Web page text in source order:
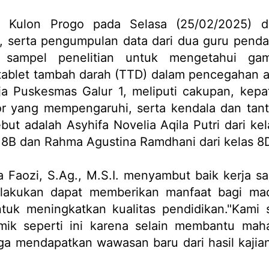
Progo pada Selasa (25/02/2025)
serta pengumpulan data dari dua guru
penelitian untuk mengetahui
tambah darah (TTD) dalam pencegahan
Puskesmas Galur 1, meliputi cakupan,
yang mempengaruhi, serta kendala dan
adalah Asyhifa Novelia Aqila Putri dari
dan Rahma Agustina Ramdhani dari kelas
Faozi, S.Ag., M.S.I. menyambut baik kerja
dapat memberikan manfaat bagi
meningkatkan kualitas pendidikan."Kami
seperti ini karena selain membantu
mendapatkan wawasan baru dari hasil